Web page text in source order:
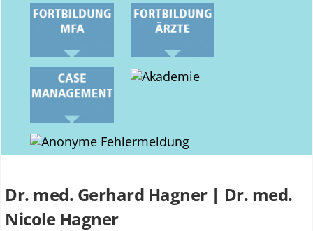
Dr. med. Gerhard Hagner | Dr. med.
Nicole Hagner